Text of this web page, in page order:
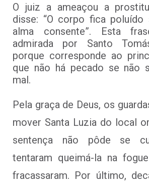
O juiz a ameaçou a
disse: “O corpo fica
alma consente”. Esta
admirada por Santo
porque corresponde ao
que não há pecado se não
mal.
Pela graça de Deus, os
mover Santa Luzia do local
sentença não pôde se
tentaram queimá-la na
fracassaram. Por último,